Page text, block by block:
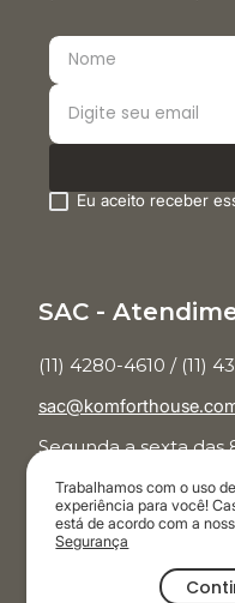
Trabalhamos com o uso
experiência para você!
está de acordo com a
Segurança
Eu aceito receber
SAC -
(11) 4280-4610 / (11)
Segunda a sexta das
Televendas
(11) 3854-7001
Segunda a sábado